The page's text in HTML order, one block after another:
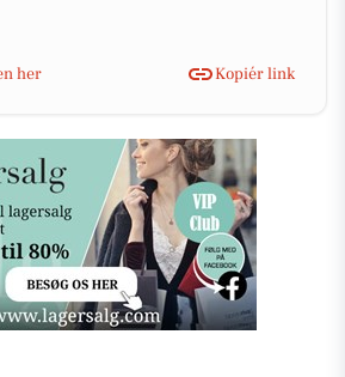
her
Kopiér link